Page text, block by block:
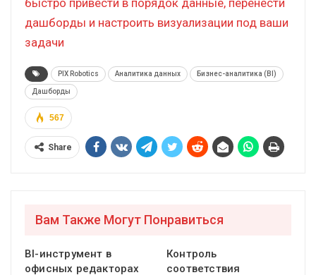
Собираетесь мигрировать с
Qlik на PIX BI?
Оставьте заявку, и мы поможем вам легко и
быстро привести в порядок данные, перенести
дашборды и настроить визуализации под ваши
задачи
Share